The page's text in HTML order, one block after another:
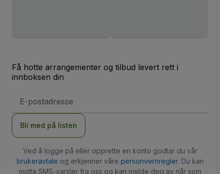
Få hotte arrangementer og tilbud levert rett i
innboksen din
postadresse
Bli med på listen
Ved å logge på eller opprette en konto godtar du vår
brukeravtale og erkjenner våre personvernregler. Du kan
motta SMS-varsler fra oss og kan melde deg av når som